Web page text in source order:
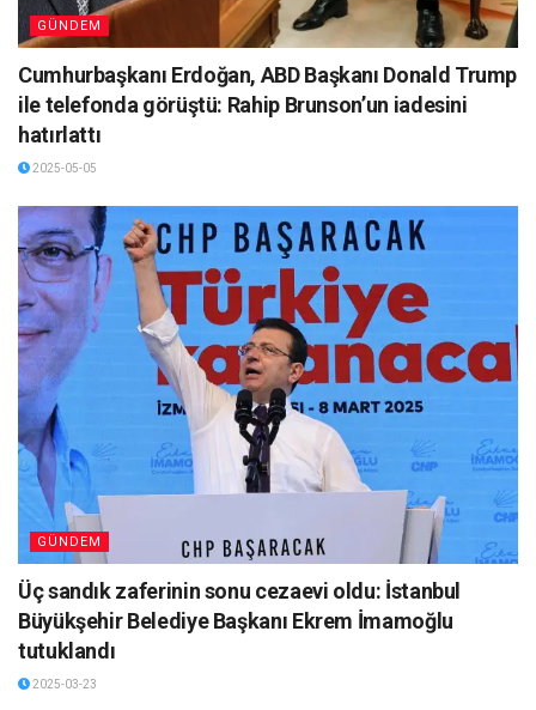
GÜNDEM
Cumhurbaşkanı Erdoğan, ABD Başkanı Donald Trump
ile telefonda görüştü: Rahip Brunson’un iadesini
hatırlattı
2025-05-05
GÜNDEM
Üç sandık zaferinin sonu cezaevi oldu: İstanbul
Büyükşehir Belediye Başkanı Ekrem İmamoğlu
tutuklandı
2025-03-23